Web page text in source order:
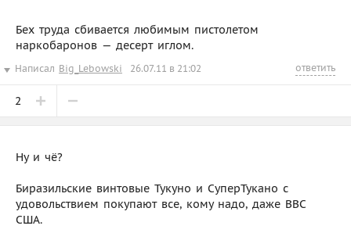
Бех труда сбивается любимым пистолетом
наркобаронов — десерт иглом.
Написал Big_Lebowski 26.07.11 в 21:02 ответить
2
Ну и чё?
Биразильские винтовые Тукуно и СуперТукано с
удовольствием покупают все, кому надо, даже ВВС
США.